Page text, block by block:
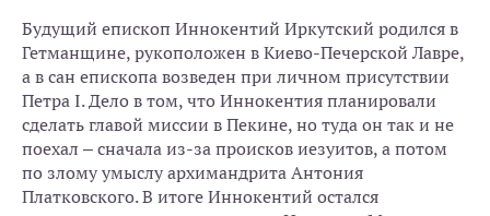
Будущий епископ Иннокентий Иркутский родился в
Гетманщине, рукоположен в Киево-Печерской Лавре,
а в сан епископа возведен при личном присутствии
Петра I. Дело в том, что Иннокентия планировали
сделать главой миссии в Пекине, но туда он так и не
поехал – сначала из-за происков иезуитов, а потом
по злому умыслу архимандрита Антония
Платковского. В итоге Иннокентий остался